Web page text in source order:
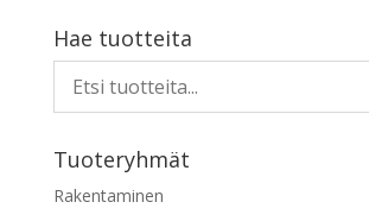
Hae tuotteita
Tuoteryhmät
Rakentaminen